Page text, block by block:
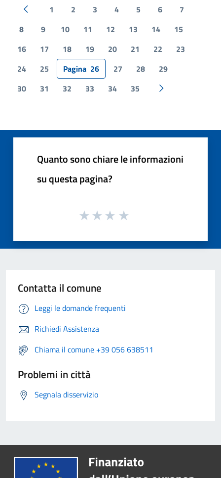
Pagina precedente
1 2 3 4 5 6
7
8
9 10 11 12 13 14
15
16
17 18 19 20 21 22
23
24
25 Pagina 26 27 28
29
30
31 32 33 34 35 Pagina
Quanto sono chiare le informazioni
su questa pagina?
Contatta il comune
Leggi le domande frequenti
Richiedi Assistenza
Chiama il comune +39 056 638511
Problemi in città
Segnala disservizio